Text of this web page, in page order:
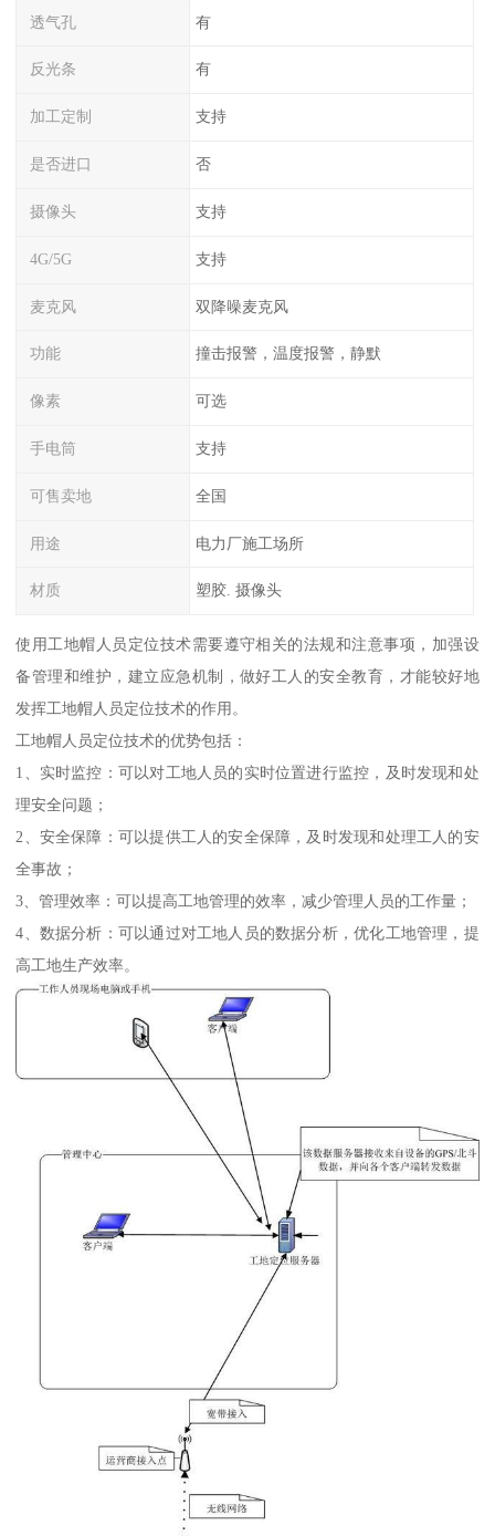
透气孔 有
反光条 有
加工定制 支持
是否进口 否
摄像头 支持
4G/5G 支持
麦克风 双降噪麦克风
功能 撞击报警，温度报警，静默
像素 可选
手电筒 支持
可售卖地 全国
用途 电力厂施工场所
材质 塑胶. 摄像头
使用工地帽人员定位技术需要遵守相关的法规和注意事项，加强设
备管理和维护，建立应急机制，做好工人的安全教育，才能较好地
发挥工地帽人员定位技术的作用。
工地帽人员定位技术的优势包括：
1、实时监控：可以对工地人员的实时位置进行监控，及时发现和处
理安全问题；
2、安全保障：可以提供工人的安全保障，及时发现和处理工人的安
全事故；
3、管理效率：可以提高工地管理的效率，减少管理人员的工作量；
4、数据分析：可以通过对工地人员的数据分析，优化工地管理，提
高工地生产效率。